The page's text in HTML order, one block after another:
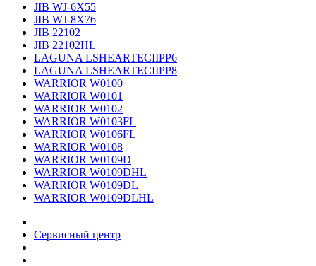
JIB WJ-6X55
JIB WJ-8X76
JIB 22102
JIB 22102HL
LAGUNA LSHEARTECIIPP6
LAGUNA LSHEARTECIIPP8
WARRIOR W0100
WARRIOR W0101
WARRIOR W0102
WARRIOR W0103FL
WARRIOR W0106FL
WARRIOR W0108
WARRIOR W0109D
WARRIOR W0109DHL
WARRIOR W0109DL
WARRIOR W0109DLHL
Сервисный центр